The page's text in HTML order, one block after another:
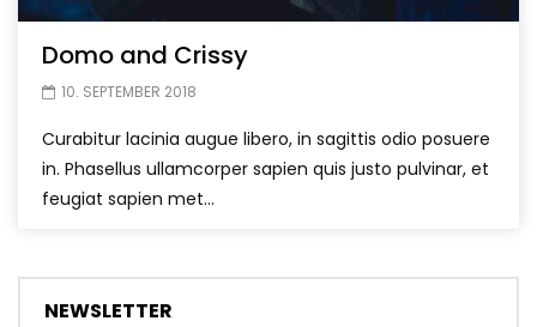
Domo and Crissy
10. SEPTEMBER 2018
Curabitur lacinia augue libero, in sagittis odio posuere
in. Phasellus ullamcorper sapien quis justo pulvinar, et
feugiat sapien met...
NEWSLETTER